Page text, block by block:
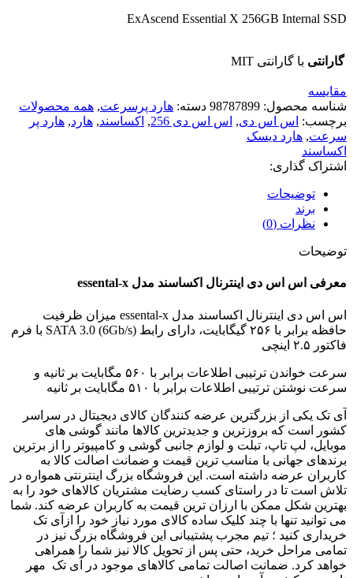
ExAscend Essential X 256GB Internal SSD
گارانتی با گارانتی MIT
مقایسه
شناسه محصول: 98787899 دسته: هارد پرسرعت, همه محصولات
برچسب: اس اس دی, اس اس دی 256 , اکساسند, هارد, هارد پر
سرعت, هارد دیسک
اکساسند
اشتراک گذاری:
توضیحات
برند
نظرات (0)
توضیحات
معرفی اس اس دی اینترنال اکساسند مدل essental-x
اس اس دی اینترنال اکساسند مدل essental-x میزان ظرفیت
حافظه برابر با ۲۵۶ گیگابایت، دارای رابط SATA 3.0 (6Gb/s) با فرم
فاکتور ۲.۵ اینچی
سرعت خواندن ترتیبی اطلاعات برابر با ۵۶۰ مگابایت بر ثانیه و
سرعت نوشتن ترتیبی اطلاعات برابر با ۵۱۰ مگابایت بر ثانیه
آی تک یکی از بزرگترین عرضه کنندگان کالای دیجیتال در سراسر
کشور است که بروزترین و جدیدترین کالاها مانند گوشی های
موبایل، لپ تاپ، تبلت و لوازم جانبی گوشی و کامپیوتر را از برترین
برندهای جهانی با مناسب ترین قیمت و ضمانت اصالت کالا به
کاربران عرضه داشته است. این فروشگاه بزرگ اینترنتی همواره در
تلاش است تا در راستای کسب رضایت مشتریان کالاهای خود را به
بهترین شکل ممکن با ارزان ترین قیمت به کاربران عرضه کند. شما
می توانید تنها با چند کلیک ساده کالای مورد نیاز خود را ازآی تک
خریداری کنید ؛ تیم مجرب پشتیبانی این فروشگاه بزرگ نیز در
تمامی مراحل خرید، حتی پس از تحویل کالا نیز شما را همراهی
خواهد کرد. ضمانت اصالت تمامی کالاهای موجود در آی تک مهر